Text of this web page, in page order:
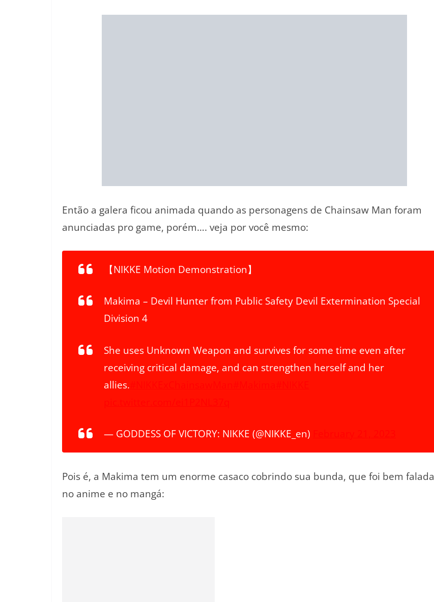
Então a galera ficou animada quando as personagens de Chainsaw Man foram
anunciadas pro game, porém…. veja por você mesmo:
【NIKKE Motion Demonstration】
Makima – Devil Hunter from Public Safety Devil Extermination Special
Division 4
She uses Unknown Weapon and survives for some time even after
receiving critical damage, and can strengthen herself and her
allies.
— GODDESS OF VICTORY: NIKKE (@NIKKE_en)
Pois é, a Makima tem um enorme casaco cobrindo sua bunda, que foi bem falada
no anime e no mangá: